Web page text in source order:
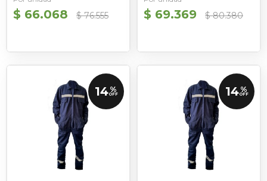
$ 66.068 $ 76.555 $ 69.369 $ 80.380
14 %
OFF 14 %
OFF